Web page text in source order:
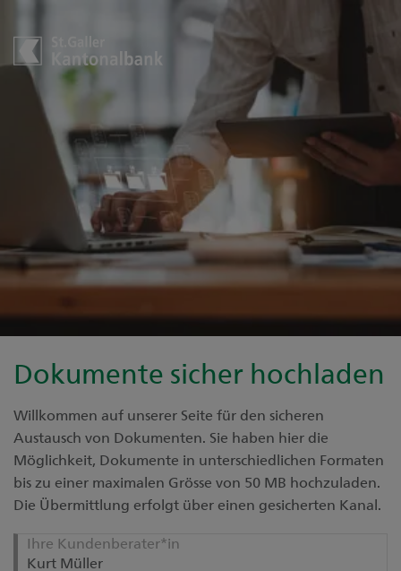
Dokumente sicher hochladen
Willkommen auf unserer Seite für den sicheren
Austausch von Dokumenten. Sie haben hier die
Möglichkeit, Dokumente in unterschiedlichen Formaten
bis zu einer maximalen Grösse von 50 MB hochzuladen.
Die Übermittlung erfolgt über einen gesicherten Kanal.
Ihre Kundenberater*in